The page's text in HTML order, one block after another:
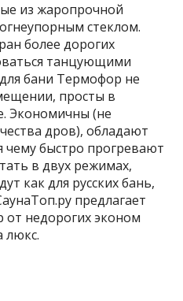
из жаропрочной
стеклом.
более дорогих
танцующими
бани Термофор не
просты в
Экономичны (не
дров), обладают
быстро прогревают
в двух режимах,
как для русских бань,
предлагает
недорогих эконом
люкс.